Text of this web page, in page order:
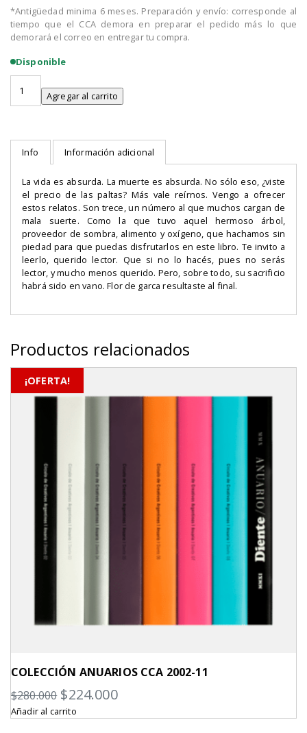
*Antigüedad minima 6 meses. Preparación y envío: corresponde al
tiempo que el CCA demora en preparar el pedido más lo que
demorará el correo en entregar tu compra.
Disponible
esto
murió
cantidad
Agregar al carrito
Info Información adicional
La vida es absurda. La muerte es absurda. No sólo eso, ¿viste
el precio de las paltas? Más vale reírnos. Vengo a ofrecer
estos relatos. Son trece, un número al que muchos cargan de
mala suerte. Como la que tuvo aquel hermoso árbol,
proveedor de sombra, alimento y oxígeno, que hachamos sin
piedad para que puedas disfrutarlos en este libro. Te invito a
leerlo, querido lector. Que si no lo hacés, pues no serás
lector, y mucho menos querido. Pero, sobre todo, su sacrificio
habrá sido en vano. Flor de garca resultaste al final.
Productos relacionados
¡OFERTA!
COLECCIÓN ANUARIOS CCA 2002-11
$280.000 El
precio
$224.000El
precio
Añadir al carrito